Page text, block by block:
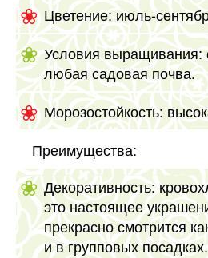
Цветение: июль-
Условия выращивания:
любая садовая почва.
Морозостойкость:
Преимущества:
Декоративность:
это настоящее
прекрасно смотрится
и в групповых посадках.